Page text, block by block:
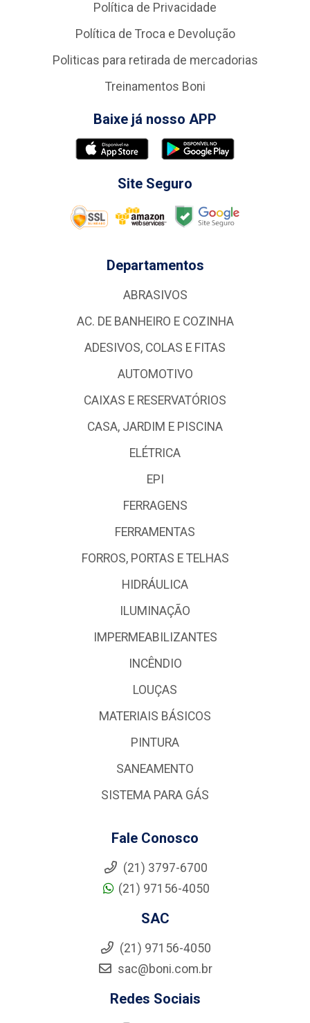
Política de Privacidade
Política de Troca e Devolução
Politicas para retirada de mercadorias
Treinamentos Boni
Baixe já nosso APP
Site Seguro
Departamentos
ABRASIVOS
AC. DE BANHEIRO E COZINHA
ADESIVOS, COLAS E FITAS
AUTOMOTIVO
CAIXAS E RESERVATÓRIOS
CASA, JARDIM E PISCINA
ELÉTRICA
EPI
FERRAGENS
FERRAMENTAS
FORROS, PORTAS E TELHAS
HIDRÁULICA
ILUMINAÇÃO
IMPERMEABILIZANTES
INCÊNDIO
LOUÇAS
MATERIAIS BÁSICOS
PINTURA
SANEAMENTO
SISTEMA PARA GÁS
Fale Conosco
(21) 3797-6700
(21) 97156-4050
SAC
(21) 97156-4050
sac@boni.com.br
Redes Sociais